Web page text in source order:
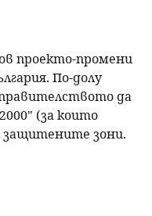
проекто-промени
По-долу
да
(за които
защитените зони.